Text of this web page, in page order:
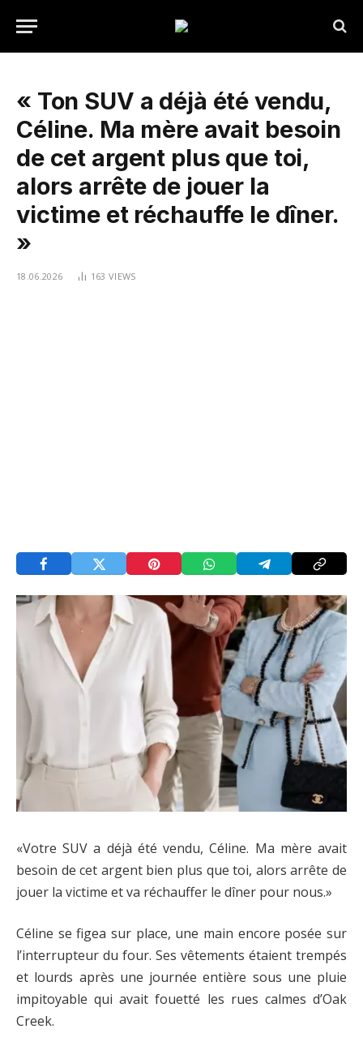
« Ton SUV a déjà été vendu,
Céline. Ma mère avait besoin
de cet argent plus que toi,
alors arrête de jouer la
victime et réchauffe le dîner.
»
18.06.2026 163 VIEWS
«Votre SUV a déjà été vendu, Céline. Ma mère avait
besoin de cet argent bien plus que toi, alors arrête de
jouer la victime et va réchauffer le dîner pour nous.»
Céline se figea sur place, une main encore posée sur
l’interrupteur du four. Ses vêtements étaient trempés
et lourds après une journée entière sous une pluie
impitoyable qui avait fouetté les rues calmes d’Oak
Creek.